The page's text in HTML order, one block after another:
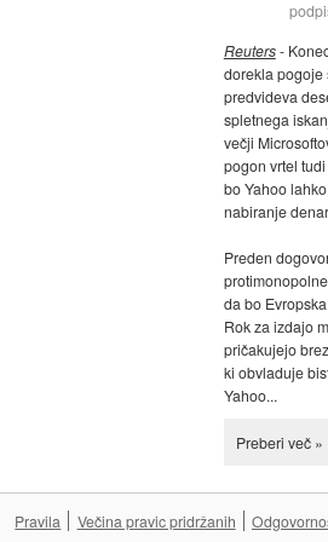
Reuters-
dorekla pogoje
predvideva
spletnega
večji
pogon vrtel
bo Yahoo
nabiranje
Preden
da bo
Rok za izdajo
pričakujejo
ki obvladuje
Yahoo...
Preberi več »
Pravila Večina pravic pridržanih